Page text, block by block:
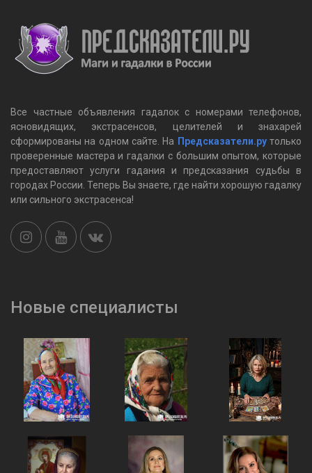
Все частные объявления гадалок c номерами телефонов,
ясновидящих, экстрасенсов, целителей и знахарей
сформированы на одном сайте. На Предсказатели.ру только
проверенные мастера и гадалки с большим опытом, которые
предоставляют услуги гадания и предсказания судьбы в
городах России. Теперь Вы знаете, где найти хорошую гадалку
или сильного экстрасенса!
Новые специалисты